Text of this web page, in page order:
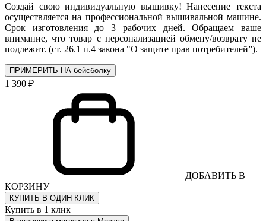
Создай свою индивидуальную вышивку! Нанесение текста
осуществляется на профессиональной вышивальной машине.
Срок изготовления до 3 рабочих дней. Обращаем ваше
внимание, что товар с персонализацией обмену/возврату не
подлежит. (ст. 26.1 п.4 закона "О защите прав потребителей”).
ПРИМЕРИТЬ НА бейсболку
1 390 ₽
ДОБАВИТЬ В
КОРЗИНУ
КУПИТЬ В ОДИН КЛИК
Купить в 1 клик